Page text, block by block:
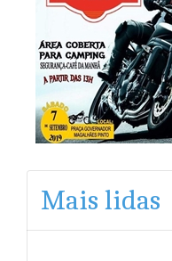
Mais lidas